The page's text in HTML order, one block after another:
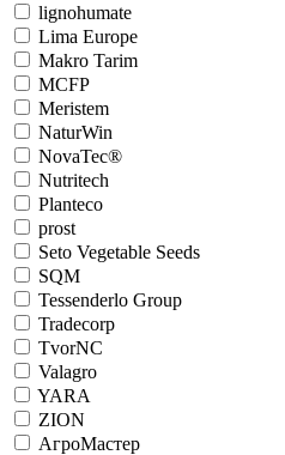
lignohumate
Lima Europe
Makro Tarim
MCFP
Meristem
NaturWin
NovaTec®
Nutritech
Planteco
prost
Seto Vegetable Seeds
SQM
Tessenderlo Group
Tradecorp
TvorNC
Valagro
YARA
ZION
АгроМастер